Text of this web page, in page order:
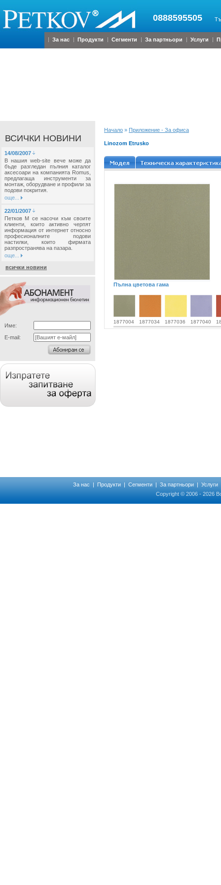
За нас Продукти Сегменти За партньори Услуги
ВСИЧКИ НОВИНИ
14/08/2007
В нашия web-site вече може да
бъде разгледан пълния каталог
аксесоари на компанията Romus,
предлагаща инструменти за
монтаж, оборудване и профили за
подови покрития.
още...
22/01/2007
Петков М се насочи към своите
клиенти, които активно черпят
информация от интернет относно
професионалните подови
настилки, които фирмата
разпространява на пазара.
още...
всички новини
Име:
E-mail:
Начало » Приложение - За офиса
Linozom Etrusko
Пълна цветова гама
1877004 1877034 1877036 1877040
0888595505
За нас | Продукти| Сегменти| За партньори| Услуги
Copyright © 2006 - 2026